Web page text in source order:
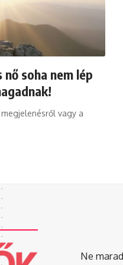
soha nem lép
vagy a
Ne